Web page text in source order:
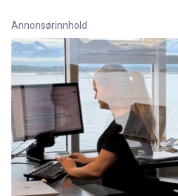
Annonsørinnhold